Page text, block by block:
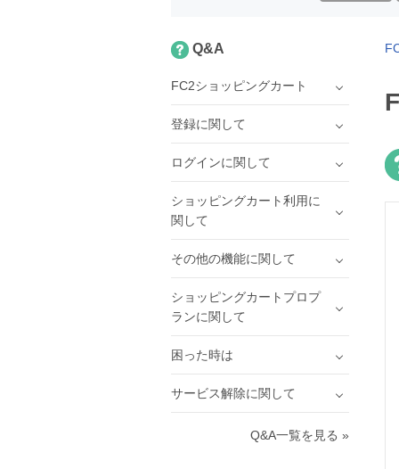
Q&A
FC2ショッピングカート
登録に関して
ログインに関して
ショッピングカート利用に
関して
その他の機能に関して
ショッピングカートプロプ
ランに関して
困った時は
サービス解除に関して
Q&A一覧を見る »